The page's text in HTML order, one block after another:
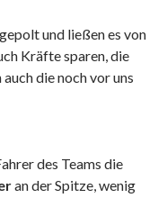
und ließen es von
Kräfte sparen, die
die noch vor uns
des Teams die
an der Spitze, wenig